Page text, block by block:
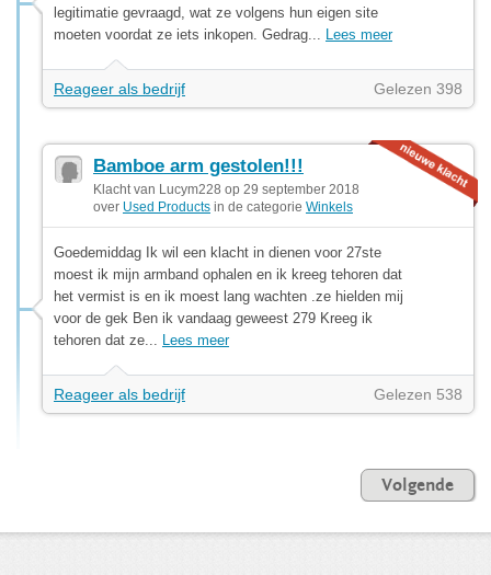
legitimatie gevraagd, wat ze volgens hun eigen site
moeten voordat ze iets inkopen. Gedrag... Lees meer
Reageer als bedrijf Gelezen 398
Bamboe arm gestolen!!!
Klacht van Lucym228 op 29 september 2018
over Used Products in de categorie Winkels
Goedemiddag Ik wil een klacht in dienen voor 27ste
moest ik mijn armband ophalen en ik kreeg tehoren dat
het vermist is en ik moest lang wachten .ze hielden mij
voor de gek Ben ik vandaag geweest 279 Kreeg ik
tehoren dat ze... Lees meer
Reageer als bedrijf Gelezen 538
Volgende